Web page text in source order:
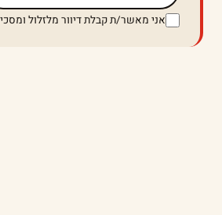
אני מאשר/ת קבלת דיוור מלזלול